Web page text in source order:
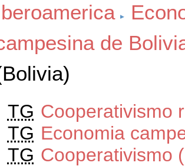
de
TG Cooperativismo
TG Economia
TG Cooperativismo